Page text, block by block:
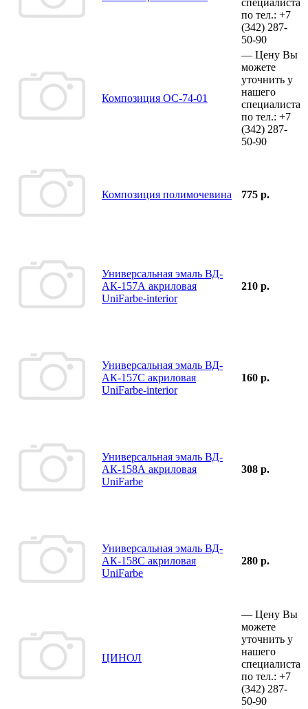
по тел.: +7
(342) 287-
50-90
Композиция ОС-74-01
— Цену Вы
можете
уточнить у
нашего
специалиста
по тел.: +7
(342) 287-
50-90
Композиция полимочевина 775 р.
Универсальная эмаль ВД-
АК-157А акриловая
UniFarbe-interior
210 р.
Универсальная эмаль ВД-
АК-157С акриловая
UniFarbe-interior
160 р.
Универсальная эмаль ВД-
АК-158А акриловая
UniFarbe
308 р.
Универсальная эмаль ВД-
АК-158С акриловая
UniFarbe
280 р.
ЦИНОЛ
— Цену Вы
можете
уточнить у
нашего
специалиста
по тел.: +7
(342) 287-
50-90